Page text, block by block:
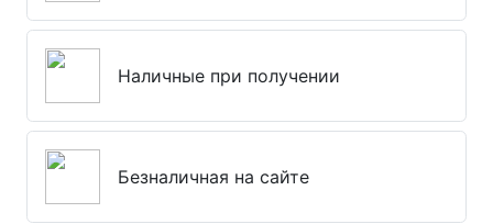
Наличные при получении
Безналичная на сайте